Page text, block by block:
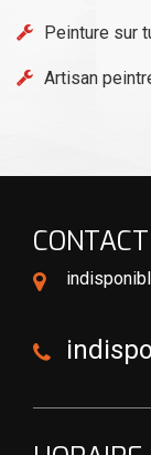
Peinture sur
Artisan
CONTACT